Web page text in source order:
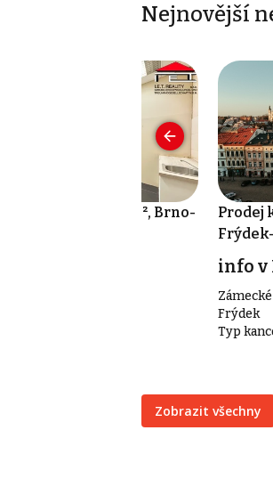
Nejnovější
skladu 16 m², Brno-
Prodej
info v
Frýdek
Typ
Zobrazit všechny